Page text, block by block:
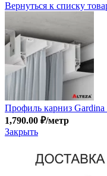
Вернуться к списку
Профиль карниз
1,790.00 ₽/метр
Закрыть